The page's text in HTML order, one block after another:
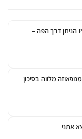
מחקר מבוקר־פלצבו במעכב PCSK9 הניתן דרך הפה –
מלווה בסיכון
אתני